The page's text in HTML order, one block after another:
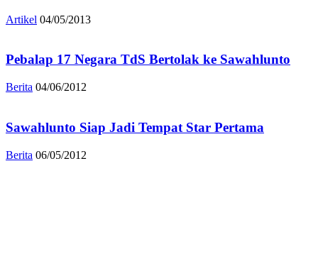
Artikel 04/05/2013
Pebalap 17 Negara TdS Bertolak ke Sawahlunto
Berita 04/06/2012
Sawahlunto Siap Jadi Tempat Star Pertama
Berita 06/05/2012